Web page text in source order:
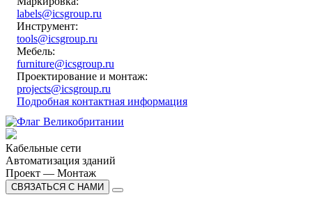
labels@icsgroup.ru
Инструмент:
tools@icsgroup.ru
Мебель:
furniture@icsgroup.ru
Проектирование и монтаж:
projects@icsgroup.ru
Подробная контактная информация
Кабельные сети
Автоматизация зданий
Проект — Монтаж
СВЯЗАТЬСЯ С НАМИ